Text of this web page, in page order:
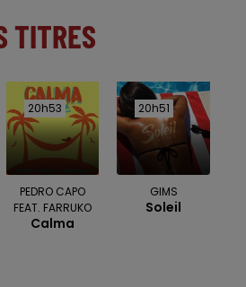
TITRES
20h53
20h53
PEDRO CAPO
FEAT. FARRUKO
Calma
20h51
20h51
GIMS
Soleil